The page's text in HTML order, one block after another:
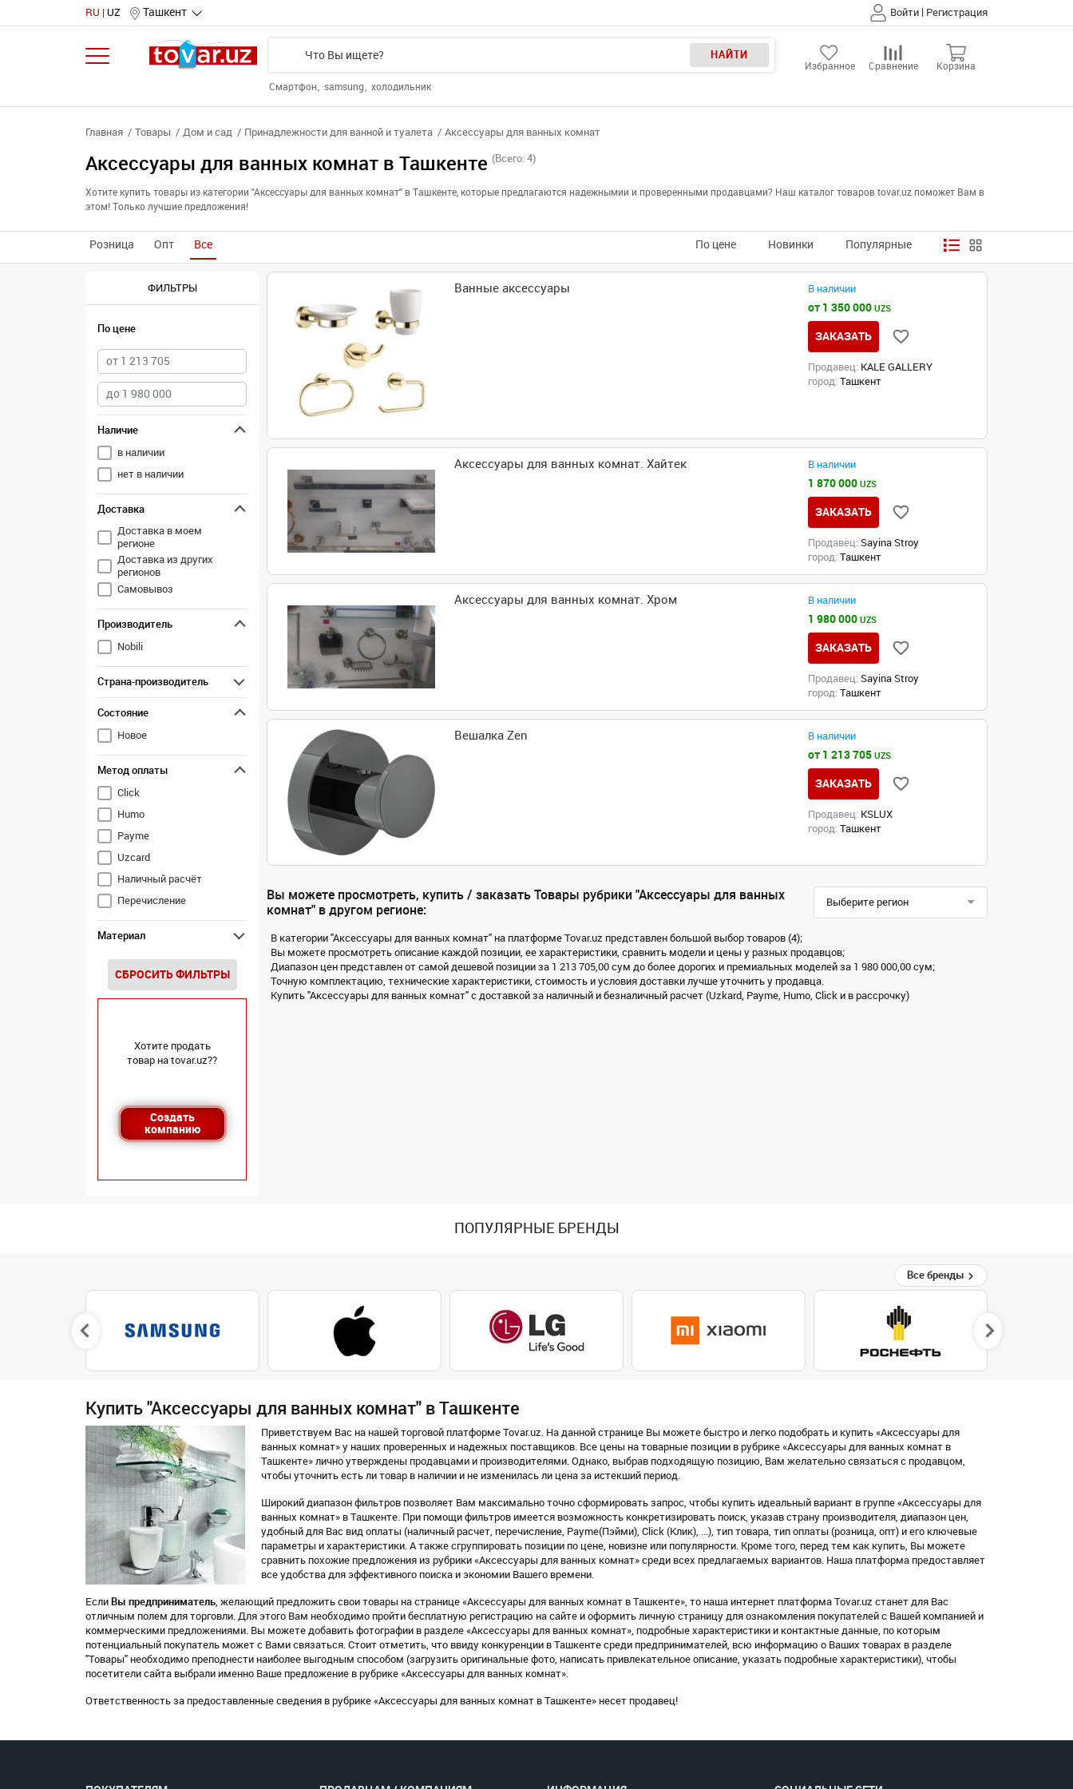
RU UZ Ташкент Войти | Регистрация
НАЙТИ
Смартфон samsung холодильник
Избранное Сравнение Корзина
Главная Товары Дом и сад Принадлежности для ванной и туалета Аксессуары для ванных комнат
Аксессуары для ванных комнат в Ташкенте (Всего: 4)
Хотите купить товары из категории "Аксессуары для ванных комнат" в Ташкенте, которые предлагаются надежнымии и проверенными продавцами? Наш каталог товаров tovar.uz поможет Вам в
этом! Только лучшие предложения!
Розница Опт Все По цене Новинки Популярные
ФИЛЬТРЫ
По цене
Наличие
в наличии
нет в наличии
Доставка
Доставка в моем
регионе
Доставка из других
регионов
Самовывоз
Производитель
Nobili
Страна-производитель
Состояние
Новое
Метод оплаты
Click
Humo
Payme
Uzcard
Наличный расчёт
Перечисление
Материал
СБРОСИТЬ ФИЛЬТРЫ
Хотите продать
товар на tovar.uz??
Создать
компанию
Ванные аксессуары В наличии
от 1 350 000UZS
ЗАКАЗАТЬ
Продавец: KALE GALLERY
город: Ташкент
Аксессуары для ванных комнат. Хайтек В наличии
1 870 000UZS
ЗАКАЗАТЬ
Продавец: Sayina Stroy
город: Ташкент
Аксессуары для ванных комнат. Хром В наличии
1 980 000UZS
ЗАКАЗАТЬ
Продавец: Sayina Stroy
город: Ташкент
Вешалка Zen В наличии
от 1 213 705UZS
ЗАКАЗАТЬ
Продавец: KSLUX
город: Ташкент
Вы можете просмотреть, купить / заказать Товары рубрики "Аксессуары для ванных
комнат" в другом регионе:
Выберите регион
В категории "Аксессуары для ванных комнат" на платформе Tovar.uz представлен большой выбор товаров (4);
Вы можете просмотреть описание каждой позиции, ее характеристики, сравнить модели и цены у разных продавцов;
Диапазон цен представлен от самой дешевой позиции за 1 213 705,00 сум до более дорогих и премиальных моделей за 1 980 000,00 сум;
Точную комплектацию, технические характеристики, стоимость и условия доставки лучше уточнить у продавца.
Купить "Аксессуары для ванных комнат" с доставкой за наличный и безналичный расчет (Uzkard, Payme, Humo, Click и в рассрочку)
ПОПУЛЯРНЫЕ БРЕНДЫ
Все бренды
Купить "Аксессуары для ванных комнат" в Ташкенте
Приветствуем Вас на нашей торговой платформе Tovar.uz. На данной странице Вы можете быстро и легко подобрать и купить «Аксессуары для
ванных комнат» у наших проверенных и надежных поставщиков. Все цены на товарные позиции в рубрике «Аксессуары для ванных комнат в
Ташкенте» лично утверждены продавцами и производителями. Однако, выбрав подходящую позицию, Вам желательно связаться с продавцом,
чтобы уточнить есть ли товар в наличии и не изменилась ли цена за истекший период.
Широкий диапазон фильтров позволяет Вам максимально точно сформировать запрос, чтобы купить идеальный вариант в группе «Аксессуары для
ванных комнат» в Ташкенте. При помощи фильтров имеется возможность конкретизировать поиск, указав страну производителя, диапазон цен,
удобный для Вас вид оплаты (наличный расчет, перечисление, Payme(Пэйми), Click (Клик), ...), тип товара, тип оплаты (розница, опт) и его ключевые
параметры и характеристики. А также сгруппировать позиции по цене, новизне или популярности. Кроме того, перед тем как купить, Вы можете
сравнить похожие предложения из рубрики «Аксессуары для ванных комнат» среди всех предлагаемых вариантов. Наша платформа предоставляет
все удобства для эффективного поиска и экономии Вашего времени.
Если Вы предприниматель, желающий предложить свои товары на странице «Аксессуары для ванных комнат в Ташкенте», то наша интернет платформа Tovar.uz станет для Вас
отличным полем для торговли. Для этого Вам необходимо пройти бесплатную регистрацию на сайте и оформить личную страницу для ознакомления покупателей с Вашей компанией и
коммерческими предложениями. Вы можете добавить фотографии в разделе «Аксессуары для ванных комнат», подробные характеристики и контактные данные, по которым
потенциальный покупатель может с Вами связаться. Стоит отметить, что ввиду конкуренции в Ташкенте среди предпринимателей, всю информацию о Ваших товарах в разделе
"Товары" необходимо преподнести наиболее выгодным способом (загрузить оригинальные фото, написать привлекательное описание, указать подробные характеристики), чтобы
посетители сайта выбрали именно Ваше предложение в рубрике «Аксессуары для ванных комнат».
Ответственность за предоставленные сведения в рубрике «Аксессуары для ванных комнат в Ташкенте» несет продавец!